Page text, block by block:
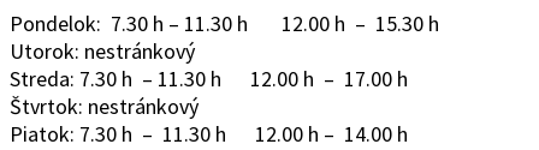
Pondelok: 7.30 h – 11.30 h 12.00 h – 15.30 h
Utorok: nestránkový
Streda: 7.30 h – 11.30 h 12.00 h – 17.00 h
Štvrtok: nestránkový
Piatok: 7.30 h – 11.30 h 12.00 h – 14.00 h